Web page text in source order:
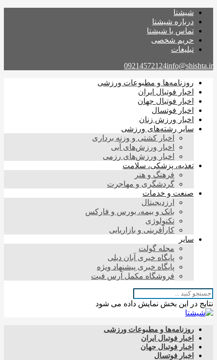
شیشتا
درباره شیشتا
تماس با شیشتا
حریم شخصی
تبلیغات
09214572124info@shishta.ir
روزنامه‌ها و مطبوعات ورزشی
اخبار فوتبال ایران
اخبار فوتبال جهان
اخبار فوتسال
اخبار ورزش زنان
سایر رشته‌های ورزشی
اخبار کشتی و وزنه برداری
اخبار ورزش‌های آبی
اخبار ورزش‌های رزمی
تغذیه، پزشکی، سلامت
فرهنگ و هنر
گردشگری و مهاجرت
صنعت و خدمات
ارزدیجیتال
بانک و بیمه، بورس و فارکس
تکنولوژی
کارآفرینی و بازاریابی
سایر
مجله گولت
پایگاه خبری آبان دیلی
پایگاه خبری پیشنهاد ویژه
فروشگاه مکمل آرس فیت
نتایج در این بخش نمایش داده می شود
روزنامه‌ها و مطبوعات ورزشی
اخبار فوتبال ایران
اخبار فوتبال جهان
اخبار فوتسال